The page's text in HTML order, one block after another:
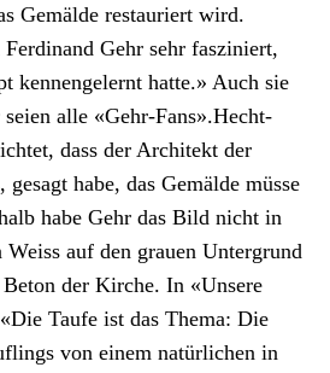
Gemälde restau­ri­ert wird.
Gehr sehr fasziniert,
ken­nen­gel­ernt hat­te.» Auch sie
alle «Gehr-Fans».Hecht-
dass der Architekt der
habe, das Gemälde müsse
habe Gehr das Bild nicht in
auf den grauen Unter­grund
Beton der Kirche. In «Unsere
Taufe ist das The­ma: Die
von einem natür­lichen in